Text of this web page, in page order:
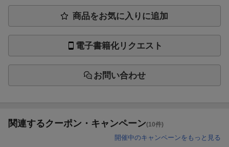
商品をお気に入りに追加
電子書籍化リクエスト
お問い合わせ
関連するクーポン・キャンペーン(10件)
開催中のキャンペーンをもっと見る